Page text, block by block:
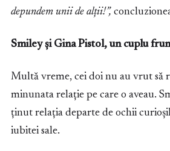
depundem unii de alții!”,
Smiley și Gina Pistol, un cuplu
Multă vreme, cei doi nu au vrut să
minunata relație pe care o aveau.
ținut relația departe de ochii
iubitei sale.